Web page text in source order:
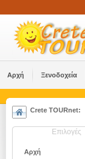
Αρχή Ξενοδοχεία
Crete TOURnet:
Επιλογές
Αρχή